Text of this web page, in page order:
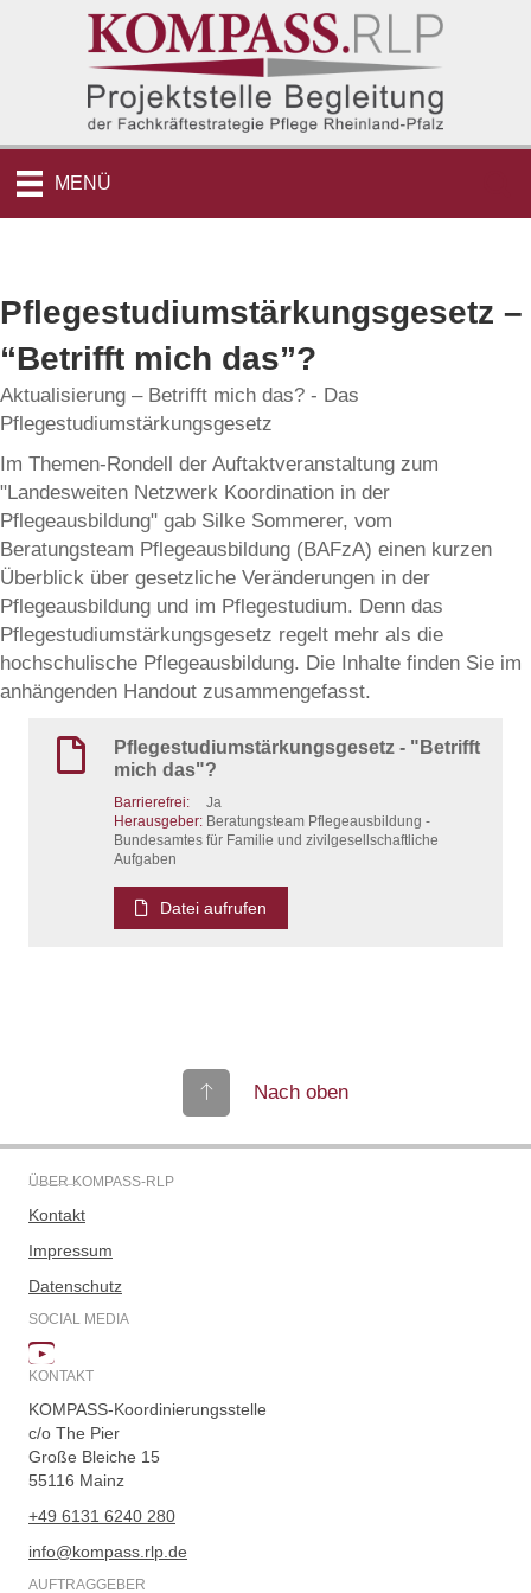
MENÜ
Pflegestudiumstärkungsgesetz –
“Betrifft mich das”?
Aktualisierung – Betrifft mich das? - Das
Pflegestudiumstärkungsgesetz
Im Themen-Rondell der Auftaktveranstaltung zum
"Landesweiten Netzwerk Koordination in der
Pflegeausbildung" gab Silke Sommerer, vom
Beratungsteam Pflegeausbildung (BAFzA) einen kurzen
Überblick über gesetzliche Veränderungen in der
Pflegeausbildung und im Pflegestudium. Denn das
Pflegestudiumstärkungsgesetz regelt mehr als die
hochschulische Pflegeausbildung. Die Inhalte finden Sie im
anhängenden Handout zusammengefasst.
Pflegestudiumstärkungsgesetz - "Betrifft
mich das"?
Barrierefrei:
Ja
Herausgeber: Beratungsteam Pflegeausbildung -
Bundesamtes für Familie und zivilgesellschaftliche
Aufgaben
Datei aufrufen
Nach oben
ÜBER KOMPASS-RLP
Kontakt
Impressum
Datenschutz
SOCIAL MEDIA
KONTAKT
KOMPASS-Koordinierungsstelle
c/o The Pier
Große Bleiche 15
55116 Mainz
+49 6131 6240 280
info@kompass.rlp.de
AUFTRAGGEBER